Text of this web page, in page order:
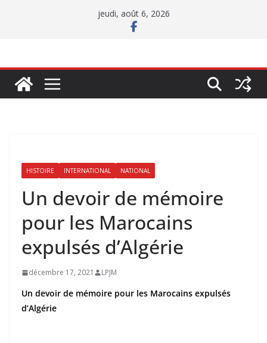
jeudi, août 6, 2026
HISTOIRE INTERNATIONAL NATIONAL
Un devoir de mémoire
pour les Marocains
expulsés d’Algérie
décembre 17, 2021 LPJM
Un devoir de mémoire pour les Marocains expulsés
d’Algérie